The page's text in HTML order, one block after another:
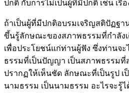
ปกติ กับการไม่เป็นผู้ที่มีปกติ เช่น เรื่อ
ถ้าเป็นผู้ที่มีปกติอบรมเจริญสติปัฏฐ
ขึ้นรู้ลักษณะของสภาพธรรมที่กำลัง
เพื่อประโยชน์แก่ท่านผู้ฟัง ซึ่งท่านจ
ธรรมที่เป็นปัญญา เป็นสภาพธรรม
ปรากฏให้เห็นชัด ลักษณะที่เป็นรูป เ
นามธรรม เป็นนามธรรม อะไรจะรู้